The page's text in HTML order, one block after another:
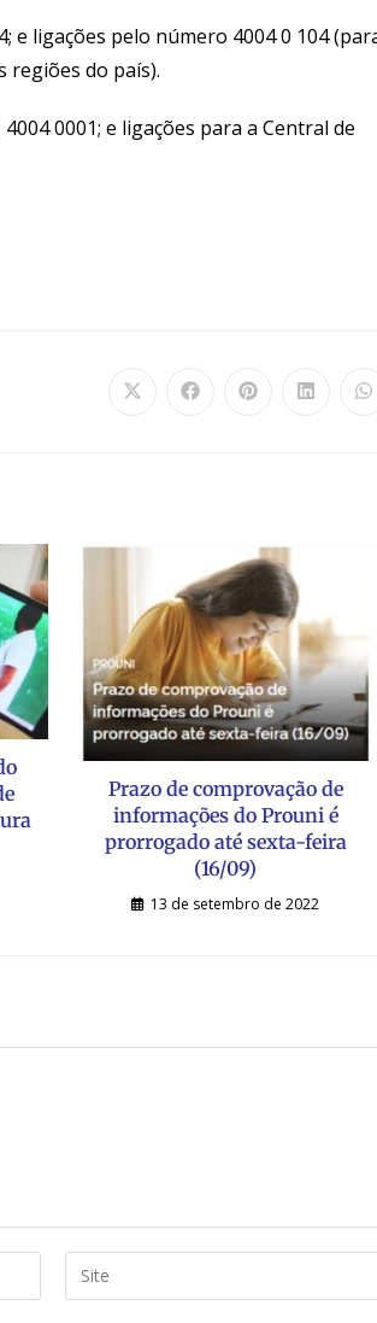
e ligações pelo número 4004 0 104
regiões do país).
0001; e ligações para a Central de
Prazo de comprovação de
informações do Prouni é
prorrogado até sexta-feira
(16/09)
13 de setembro de 2022